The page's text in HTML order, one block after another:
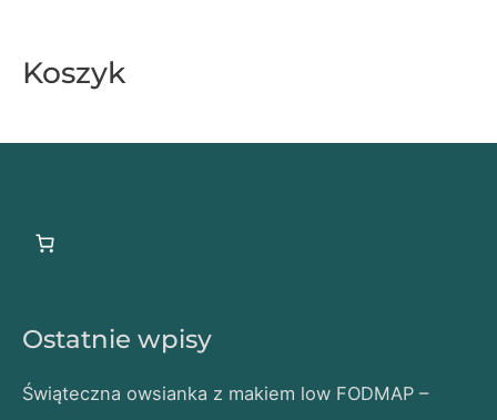
Koszyk
Ostatnie wpisy
Świąteczna owsianka z makiem low FODMAP –